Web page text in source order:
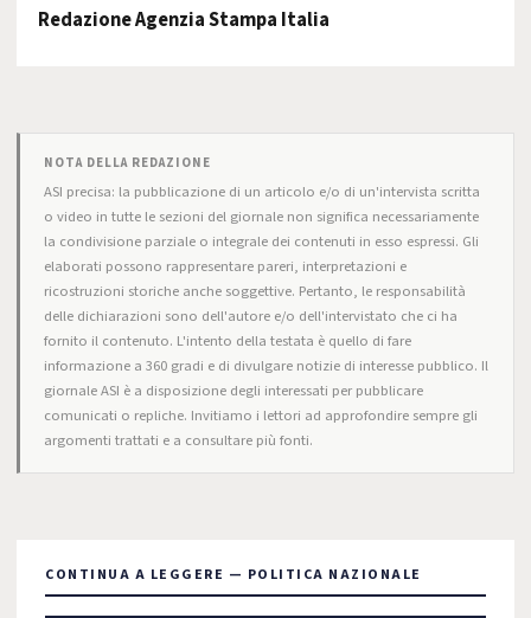
Redazione Agenzia Stampa Italia
NOTA DELLA REDAZIONE
ASI precisa: la pubblicazione di un articolo e/o di un'intervista scritta
o video in tutte le sezioni del giornale non significa necessariamente
la condivisione parziale o integrale dei contenuti in esso espressi. Gli
elaborati possono rappresentare pareri, interpretazioni e
ricostruzioni storiche anche soggettive. Pertanto, le responsabilità
delle dichiarazioni sono dell'autore e/o dell'intervistato che ci ha
fornito il contenuto. L'intento della testata è quello di fare
informazione a 360 gradi e di divulgare notizie di interesse pubblico. Il
giornale ASI è a disposizione degli interessati per pubblicare
comunicati o repliche. Invitiamo i lettori ad approfondire sempre gli
argomenti trattati e a consultare più fonti.
CONTINUA A LEGGERE — POLITICA NAZIONALE